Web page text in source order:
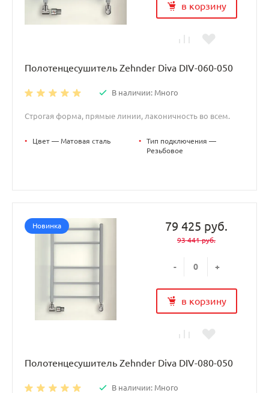
в корзину
Полотенцесушитель Zehnder Diva DIV-060-050
В наличии: Много
Строгая форма, прямые линии, лаконичность во всем.
• Цвет — Матовая сталь •
Тип подключения —
Резьбовое
Новинка 79 425 руб.
93 441 руб.
- +
в корзину
Полотенцесушитель Zehnder Diva DIV-080-050
В наличии: Много